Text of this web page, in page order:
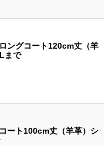
ングコート120cm丈（羊
まで
ート100cm丈（羊革）シ